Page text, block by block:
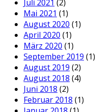
Juli 2021 (2)
Mai 2021 (1)
August 2020 (1)
April 2020 (1)
März 2020 (1)
September 2019 (1)
August 2019 (2)
August 2018 (4)
Juni 2018 (2)
Februar 2018 (1)